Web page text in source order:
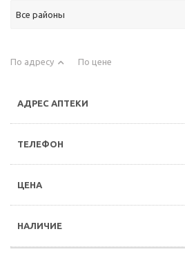
Все районы
По адресу По цене